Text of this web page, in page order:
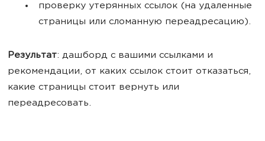
проверку утерянных ссылок (на удаленные
страницы или сломанную переадресацию).
Результат: дашборд с вашими ссылками и
рекомендации, от каких ссылок стоит отказаться,
какие страницы стоит вернуть или
переадресовать.